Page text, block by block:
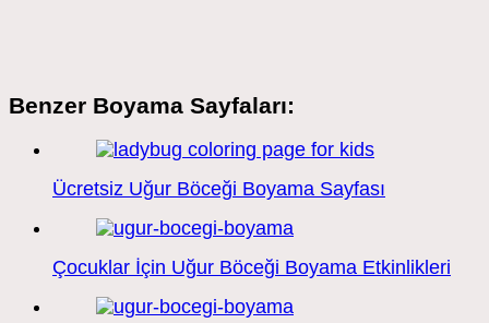
Benzer Boyama Sayfaları:
Ücretsiz Uğur Böceği Boyama Sayfası
Çocuklar İçin Uğur Böceği Boyama Etkinlikleri